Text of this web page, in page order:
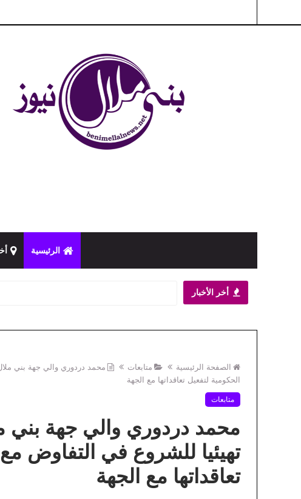
الرئيسية
أخر الأخبار
الصفحة الرئيسية متابعات
محمد دردوري والي جهة بني
الحكومية لتفعيل تعاقداتها مع الجهة
متابعات
محمد دردوري والي جهة بني
تهيئيا للشروع في التفاوض
تعاقداتها مع الجهة